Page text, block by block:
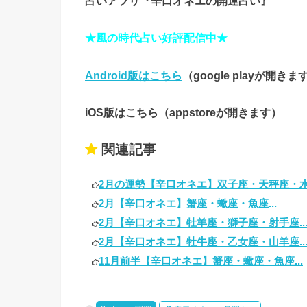
★風の時代占い好評配信中★
Android版はこちら （google playが開きます
iOS版はこちら（appstoreが開きます）
関連記事
2月の運勢【辛口オネエ】双子座・天秤座・
2月【辛口オネエ】蟹座・蠍座・魚座...
2月【辛口オネエ】牡羊座・獅子座・射手座...
2月【辛口オネエ】牡牛座・乙女座・山羊座...
11月前半【辛口オネエ】蟹座・蠍座・魚座...